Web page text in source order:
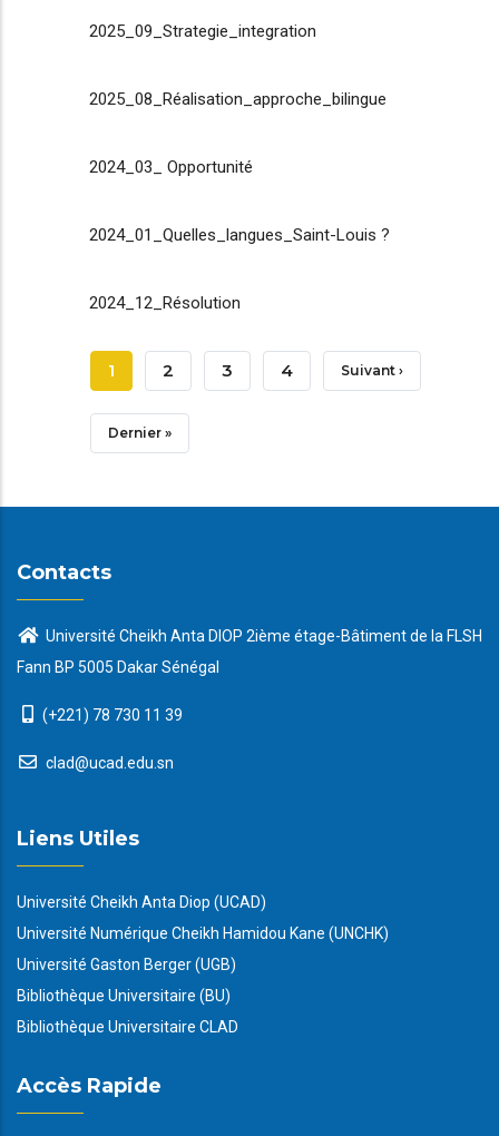
2025_09_Strategie_integration
2025_08_Réalisation_approche_bilingue
2024_03_ Opportunité
2024_01_Quelles_langues_Saint-Louis ?
2024_12_Résolution
Pagination
Page
Courante
1 Page
2 Page
3 Page
4 Page
Suivant ›
Dernière
Dernier »
Contacts
Université Cheikh Anta DIOP 2ième étage-Bâtiment de la FLSH
Fann BP 5005 Dakar Sénégal
(+221) 78 730 11 39
clad@ucad.edu.sn
Liens Utiles
Université Cheikh Anta Diop (UCAD)
Université Numérique Cheikh Hamidou Kane (UNCHK)
Université Gaston Berger (UGB)
Bibliothèque Universitaire (BU)
Bibliothèque Universitaire CLAD
Accès Rapide